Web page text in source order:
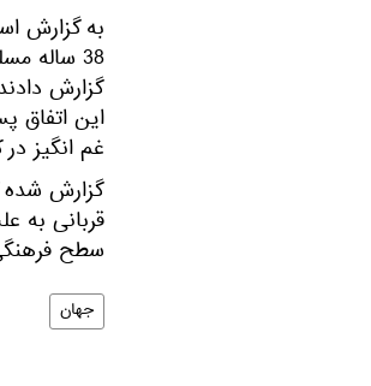
38
گزارش
این اتفاق
غم انگیز در
گزارش
قربانی به
سطح
جهان